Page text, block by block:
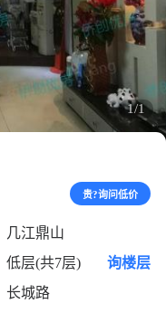
1/1
贵?询问低价
几江鼎山
低层(共7层)
询楼层
长城路